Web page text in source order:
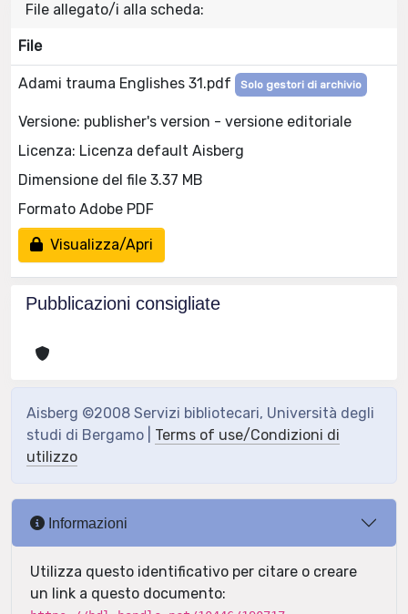
File allegato/i alla scheda:
File
Adami trauma Englishes 31.pdf Solo gestori di archivio
Versione: publisher's version - versione editoriale
Licenza: Licenza default Aisberg
Dimensione del file 3.37 MB
Formato Adobe PDF
Visualizza/Apri
Pubblicazioni consigliate
Aisberg ©2008 Servizi bibliotecari, Università degli
studi di Bergamo | Terms of use/Condizioni di
utilizzo
Informazioni
Utilizza questo identificativo per citare o creare
un link a questo documento: